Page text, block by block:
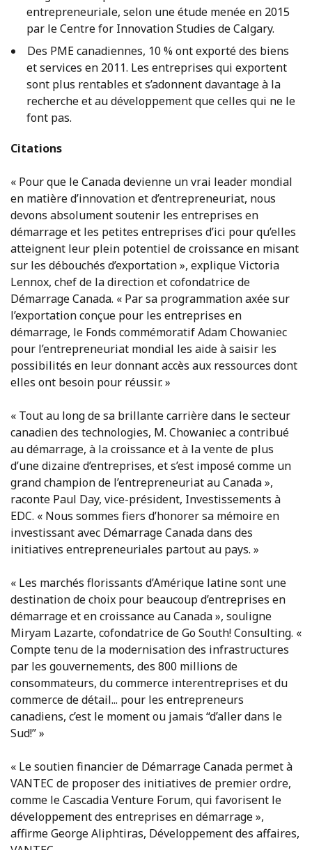
entrepreneuriale, selon une étude menée en 2015
par le Centre for Innovation Studies de Calgary.
Des PME canadiennes, 10 % ont exporté des biens
et services en 2011. Les entreprises qui exportent
sont plus rentables et s’adonnent davantage à la
recherche et au développement que celles qui ne le
font pas.
Citations
« Pour que le Canada devienne un vrai leader mondial
en matière d’innovation et d’entrepreneuriat, nous
devons absolument soutenir les entreprises en
démarrage et les petites entreprises d’ici pour qu’elles
atteignent leur plein potentiel de croissance en misant
sur les débouchés d’exportation », explique Victoria
Lennox, chef de la direction et cofondatrice de
Démarrage Canada. « Par sa programmation axée sur
l’exportation conçue pour les entreprises en
démarrage, le Fonds commémoratif Adam Chowaniec
pour l’entrepreneuriat mondial les aide à saisir les
possibilités en leur donnant accès aux ressources dont
elles ont besoin pour réussir. »
« Tout au long de sa brillante carrière dans le secteur
canadien des technologies, M. Chowaniec a contribué
au démarrage, à la croissance et à la vente de plus
d’une dizaine d’entreprises, et s’est imposé comme un
grand champion de l’entrepreneuriat au Canada »,
raconte Paul Day, vice-président, Investissements à
EDC. « Nous sommes fiers d’honorer sa mémoire en
investissant avec Démarrage Canada dans des
initiatives entrepreneuriales partout au pays. »
« Les marchés florissants d’Amérique latine sont une
destination de choix pour beaucoup d’entreprises en
démarrage et en croissance au Canada », souligne
Miryam Lazarte, cofondatrice de Go South! Consulting. «
Compte tenu de la modernisation des infrastructures
par les gouvernements, des 800 millions de
consommateurs, du commerce interentreprises et du
commerce de détail... pour les entrepreneurs
canadiens, c’est le moment ou jamais “d’aller dans le
Sud!” »
« Le soutien financier de Démarrage Canada permet à
VANTEC de proposer des initiatives de premier ordre,
comme le Cascadia Venture Forum, qui favorisent le
développement des entreprises en démarrage »,
affirme George Aliphtiras, Développement des affaires,